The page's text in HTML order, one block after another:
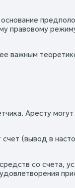
правовому
важным
Аресту
(вывод в
со счета,